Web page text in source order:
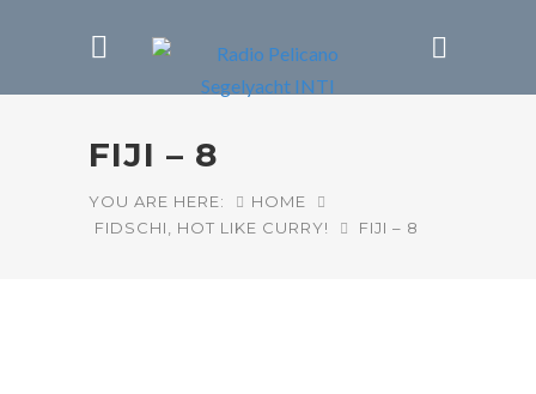
FIJI – 8
YOU ARE HERE:
HOME
FIDSCHI, HOT LIKE CURRY!
FIJI – 8